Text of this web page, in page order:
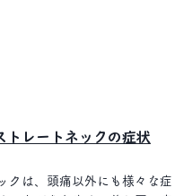
トレートネックの症状
クは、頭痛以外にも様々な症